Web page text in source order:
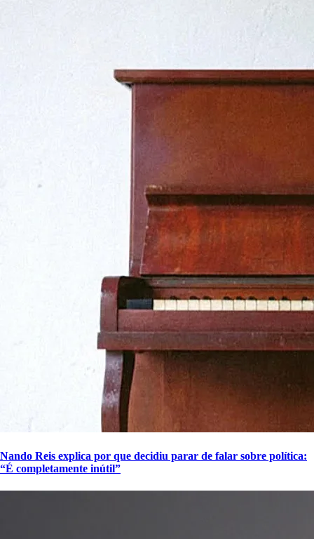
Nando Reis explica por que decidiu parar de falar sobre política:
“É completamente inútil”